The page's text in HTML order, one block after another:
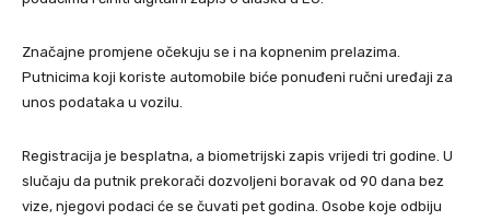
Značajne promjene očekuju se i na kopnenim prelazima.
Putnicima koji koriste automobile biće ponuđeni ručni uređaji za
unos podataka u vozilu.
Registracija je besplatna, a biometrijski zapis vrijedi tri godine. U
slučaju da putnik prekorači dozvoljeni boravak od 90 dana bez
vize, njegovi podaci će se čuvati pet godina. Osobe koje odbiju